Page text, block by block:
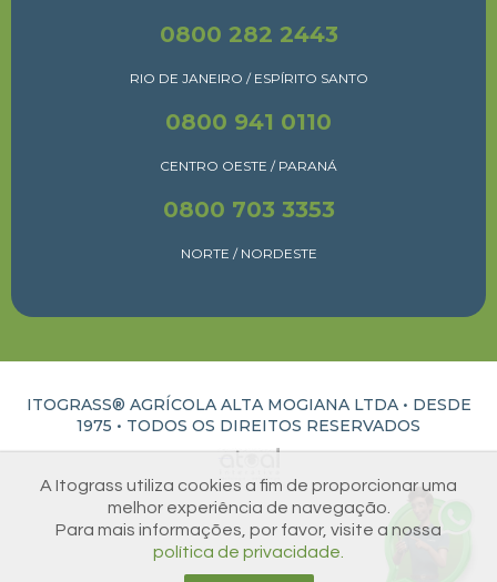
0800 282 2443
RIO DE JANEIRO / ESPÍRITO SANTO
0800 941 0110
CENTRO OESTE / PARANÁ
0800 703 3353
NORTE / NORDESTE
ITOGRASS® AGRÍCOLA ALTA MOGIANA LTDA • DESDE
1975 • TODOS OS DIREITOS RESERVADOS
A Itograss utiliza cookies a fim de proporcionar uma
melhor experiência de navegação.
Para mais informações, por favor, visite a nossa
política de privacidade.